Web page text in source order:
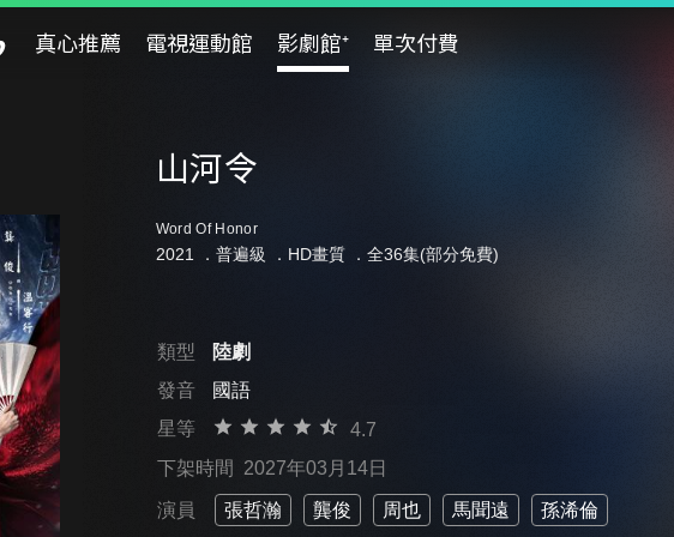
真心推薦 電視運動館 影劇館⁺ 單次付費
山河令
Word Of Honor
2021 ． 普遍級 ．HD畫質 ．全36集(部分免費)
類型
陸劇
發音
國語
星等
4.7
下架時間 2027年03月14日
演員 張哲瀚 龔俊 周也 馬聞遠 孫浠倫